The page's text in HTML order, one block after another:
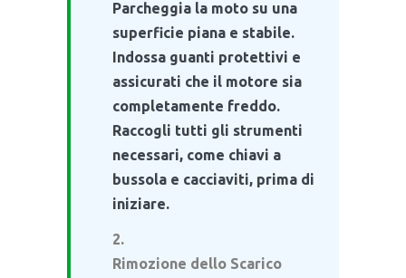
Parcheggia la moto su una
superficie piana e stabile.
Indossa guanti protettivi e
assicurati che il motore sia
completamente freddo.
Raccogli tutti gli strumenti
necessari, come chiavi a
bussola e cacciaviti, prima di
iniziare.
Rimozione dello Scarico